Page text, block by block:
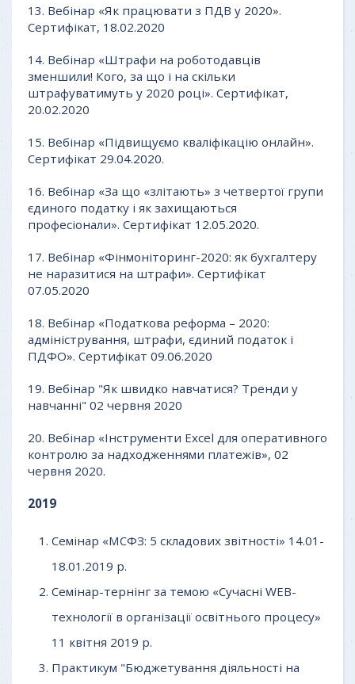
13. Вебінар «Як працювати з ПДВ у 2020».
Сертифікат, 18.02.2020
14. Вебінар «Штрафи на роботодавців
зменшили! Кого, за що і на скільки
штрафуватимуть у 2020 році». Сертифікат,
20.02.2020
15. Вебінар «Підвищуємо кваліфікацію онлайн».
Сертифікат 29.04.2020.
16. Вебінар «За що «злітають» з четвертої групи
єдиного податку і як захищаються
професіонали». Сертифікат 12.05.2020.
17. Вебінар «Фінмоніторинг-2020: як бухгалтеру
не наразитися на штрафи». Сертифікат
07.05.2020
18. Вебінар «Податкова реформа – 2020:
адміністрування, штрафи, єдиний податок і
ПДФО». Сертифікат 09.06.2020
19. Вебінар "Як швидко навчатися? Тренди у
навчанні" 02 червня 2020
20. Вебінар «Інструменти Excel для оперативного
контролю за надходженнями платежів», 02
червня 2020.
2019
Семінар «МСФЗ: 5 складових звітності» 14.01-
18.01.2019 р.
Семінар-тернінг за темою «Сучасні WEB-
технології в організації освітнього процесу»
11 квітня 2019 р.
Практикум "Бюджетування діяльності на